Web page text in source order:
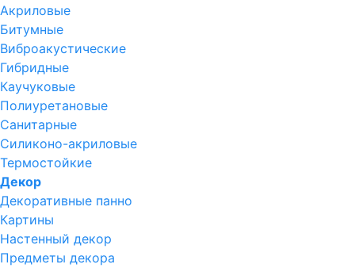
Акриловые
Битумные
Виброакустические
Гибридные
Каучуковые
Полиуретановые
Санитарные
Силиконо-акриловые
Термостойкие
Декор
Декоративные панно
Картины
Настенный декор
Предметы декора